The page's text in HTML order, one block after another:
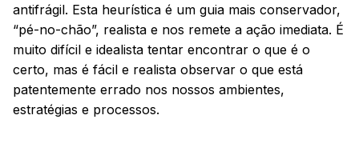
antifrágil. Esta heurística é um guia mais conservador,
“pé-no-chão”, realista e nos remete a ação imediata. É
muito difícil e idealista tentar encontrar o que é o
certo, mas é fácil e realista observar o que está
patentemente errado nos nossos ambientes,
estratégias e processos.